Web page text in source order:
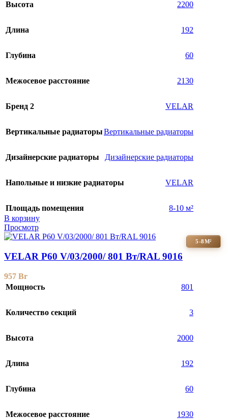
Высота 2200
Длина 192
Глубина 60
Межосевое расстояние 2130
Бренд 2 VELAR
Вертикальные радиаторыВертикальные радиаторы
Дизайнерские радиаторы Дизайнерские радиаторы
Напольные и низкие радиаторы VELAR
Площадь помещения
8-10 м²
В корзину
Просмотр
5-8М²
VELAR P60 V/03/2000/ 801 Bт/RAL 9016
957 Br
Мощность
801
Количество секций 3
Высота 2000
Длина 192
Глубина 60
Межосевое расстояние 1930